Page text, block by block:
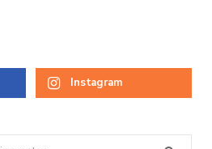
Instagram